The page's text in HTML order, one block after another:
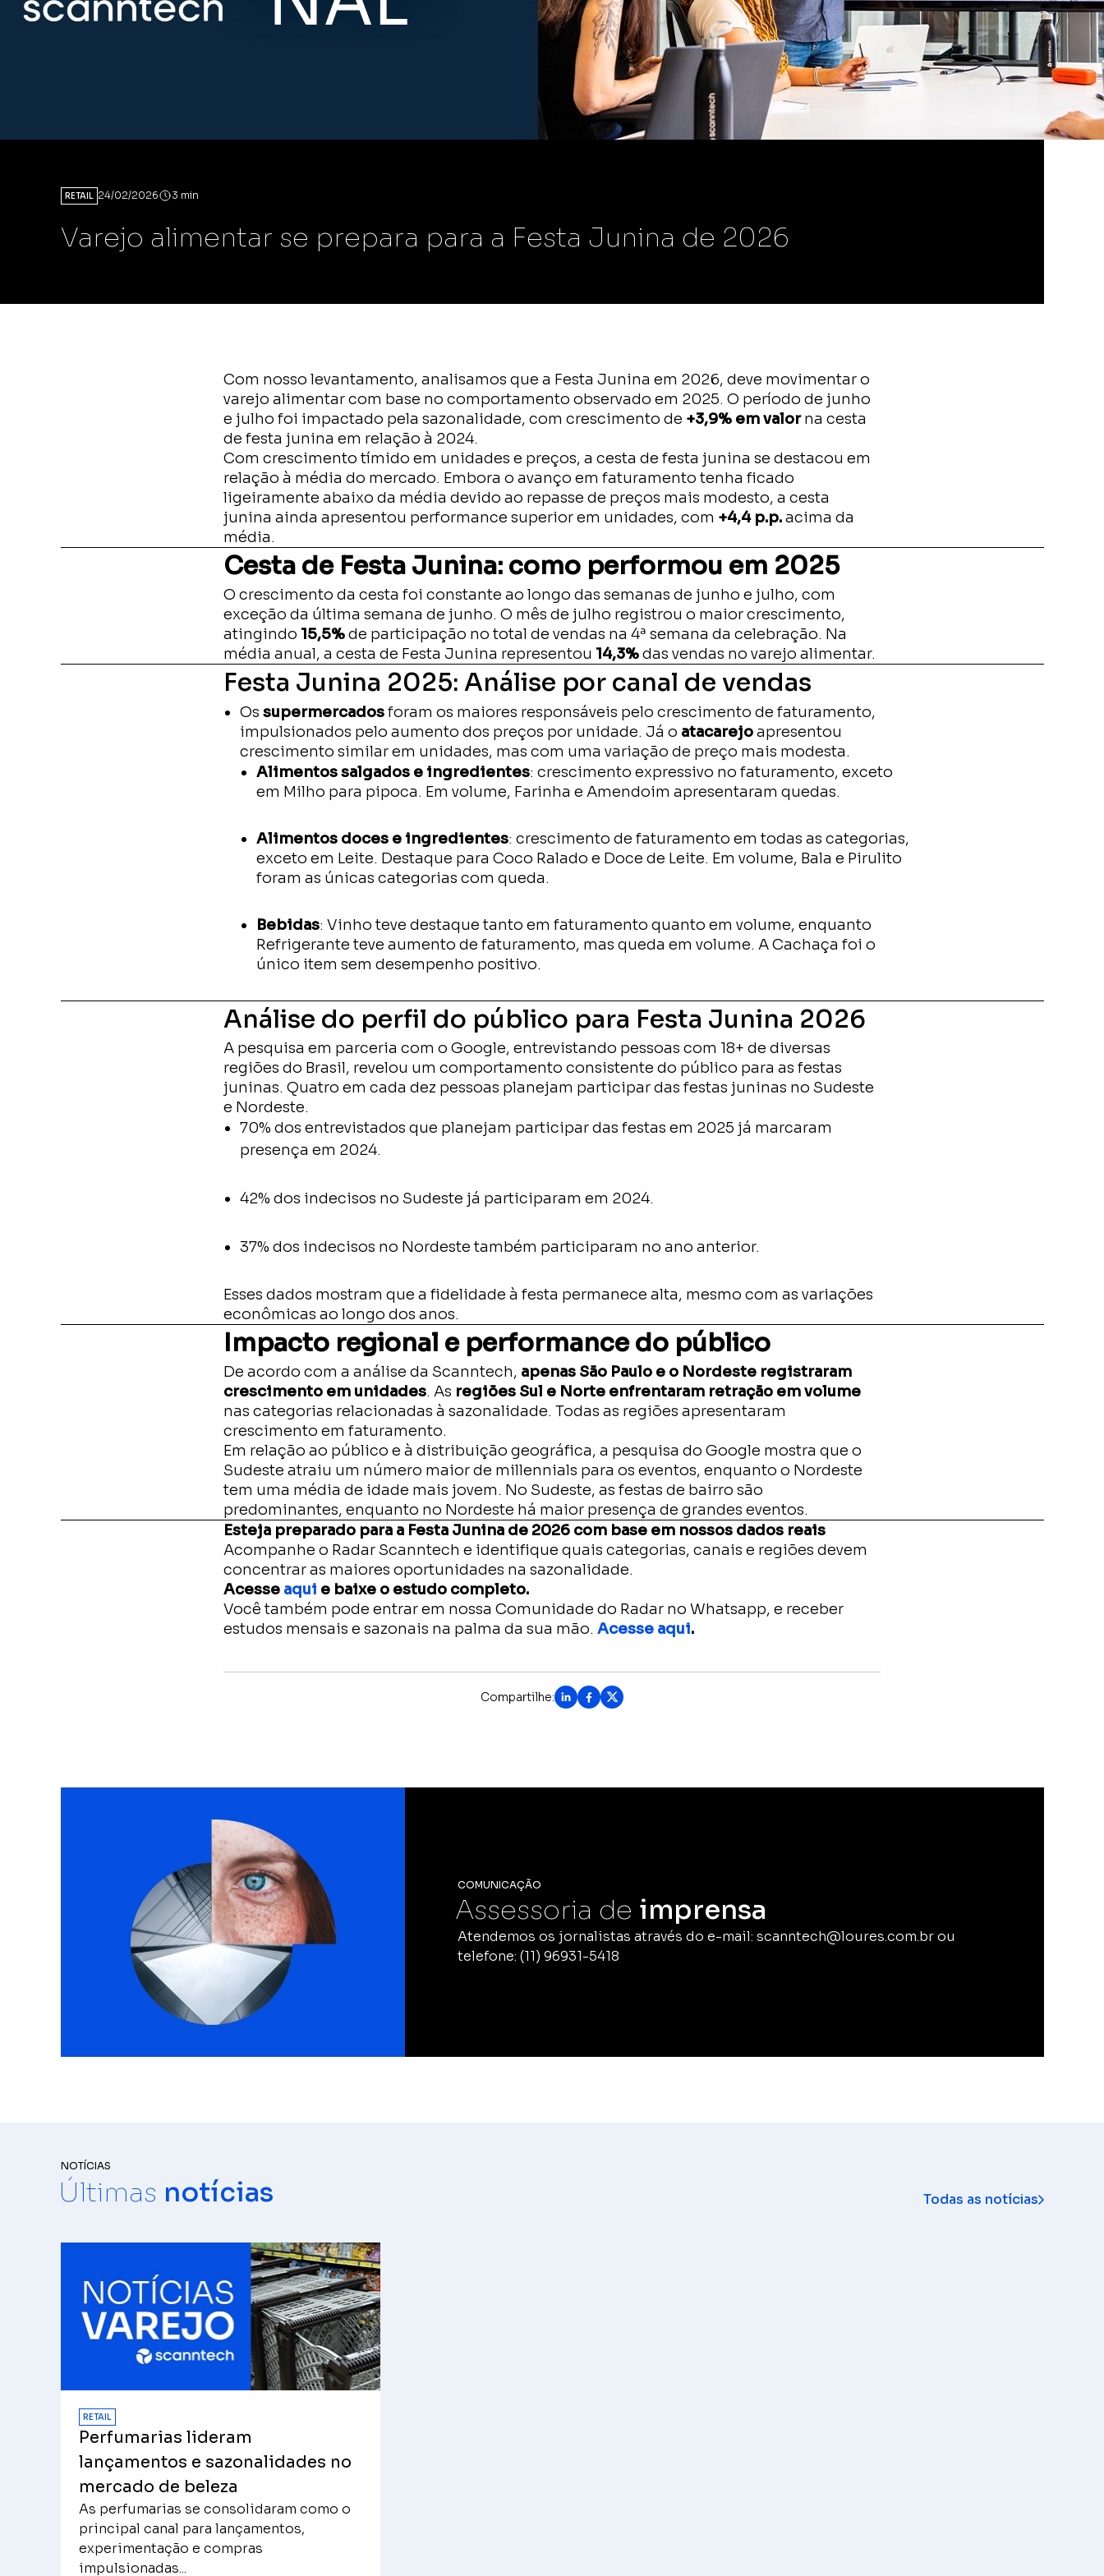
Scann E-commerce Scann Market
Toda confiabilidade e granularidade
das nossas soluções.
Scann Share
Compare sua marca entre os seus
principais concorrentes, com
informação precisa até o nível SKU,
filtrada por estado ou canal.
Scann Metrics
Confira o impacto real de suas ações
Scann Shopper
Otimize resultados e melhore a
RETAIL 24/02/2026 3 min
Varejo alimentar se prepara para a Festa Junina de 2026
Com nosso levantamento, analisamos que a Festa Junina em 2026, deve movimentar o
varejo alimentar com base no comportamento observado em 2025. O período de junho
e julho foi impactado pela sazonalidade, com crescimento de +3,9% em valorna cesta
de festa junina em relação à 2024.
Com crescimento tímido em unidades e preços, a cesta de festa junina se destacou em
relação à média do mercado. Embora o avanço em faturamento tenha ficado
ligeiramente abaixo da média devido ao repasse de preços mais modesto, a cesta
junina ainda apresentou performance superior em unidades, com +4,4 p.p.acima da
média.
Cesta de Festa Junina: como performou em 2025
O crescimento da cesta foi constante ao longo das semanas de junho e julho, com
exceção da última semana de junho. O mês de julho registrou o maior crescimento,
atingindo 15,5%de participação no total de vendas na 4ª semana da celebração. Na
média anual, a cesta de Festa Junina representou 14,3%das vendas no varejo alimentar.
Festa Junina 2025: Análise por canal de vendas
Os supermercadosforam os maiores responsáveis pelo crescimento de faturamento,
impulsionados pelo aumento dos preços por unidade. Já o atacarejoapresentou
crescimento similar em unidades, mas com uma variação de preço mais modesta.
Alimentos salgados e ingredientes: crescimento expressivo no faturamento, exceto
em Milho para pipoca. Em volume, Farinha e Amendoim apresentaram quedas.
Alimentos doces e ingredientes: crescimento de faturamento em todas as categorias,
exceto em Leite. Destaque para Coco Ralado e Doce de Leite. Em volume, Bala e Pirulito
foram as únicas categorias com queda.
Bebidas: Vinho teve destaque tanto em faturamento quanto em volume, enquanto
Refrigerante teve aumento de faturamento, mas queda em volume. A Cachaça foi o
único item sem desempenho positivo.
Análise do perfil do público para Festa Junina 2026
A pesquisa em parceria com o Google, entrevistando pessoas com 18+ de diversas
regiões do Brasil, revelou um comportamento consistente do público para as festas
juninas. Quatro em cada dez pessoas planejam participar das festas juninas no Sudeste
e Nordeste.
70% dos entrevistados que planejam participar das festas em 2025 já marcaram
presença em 2024.
42% dos indecisos no Sudeste já participaram em 2024.
37% dos indecisos no Nordeste também participaram no ano anterior.
Esses dados mostram que a fidelidade à festa permanece alta, mesmo com as variações
econômicas ao longo dos anos.
Impacto regional e performance do público
De acordo com a análise da Scanntech, apenas São Paulo e o Nordeste registraram
crescimento em unidades. As regiões Sul e Norte enfrentaram retração em volume
nas categorias relacionadas à sazonalidade. Todas as regiões apresentaram
crescimento em faturamento.
Em relação ao público e à distribuição geográfica, a pesquisa do Google mostra que o
Sudeste atraiu um número maior de millennials para os eventos, enquanto o Nordeste
tem uma média de idade mais jovem. No Sudeste, as festas de bairro são
predominantes, enquanto no Nordeste há maior presença de grandes eventos.
Esteja preparado para a Festa Junina de 2026 com base em nossos dados reais
Acompanhe o Radar Scanntech e identifique quais categorias, canais e regiões devem
concentrar as maiores oportunidades na sazonalidade.
Acesse aqui e baixe o estudo completo.
Você também pode entrar em nossa Comunidade do Radar no Whatsapp, e receber
estudos mensais e sazonais na palma da sua mão. Acesse aqui.
Compartilhe:
COMUNICAÇÃO
Assessoria de imprensa
Atendemos os jornalistas através do e-mail: scanntech@loures.com.br ou
telefone: (11) 96931-5418
NOTÍCIAS
Últimas notícias Todas as notícias
RETAIL
Perfumarias lideram
lançamentos e sazonalidades no
mercado de beleza
As perfumarias se consolidaram como o
principal canal para lançamentos,
experimentação e compras
impulsionadas...